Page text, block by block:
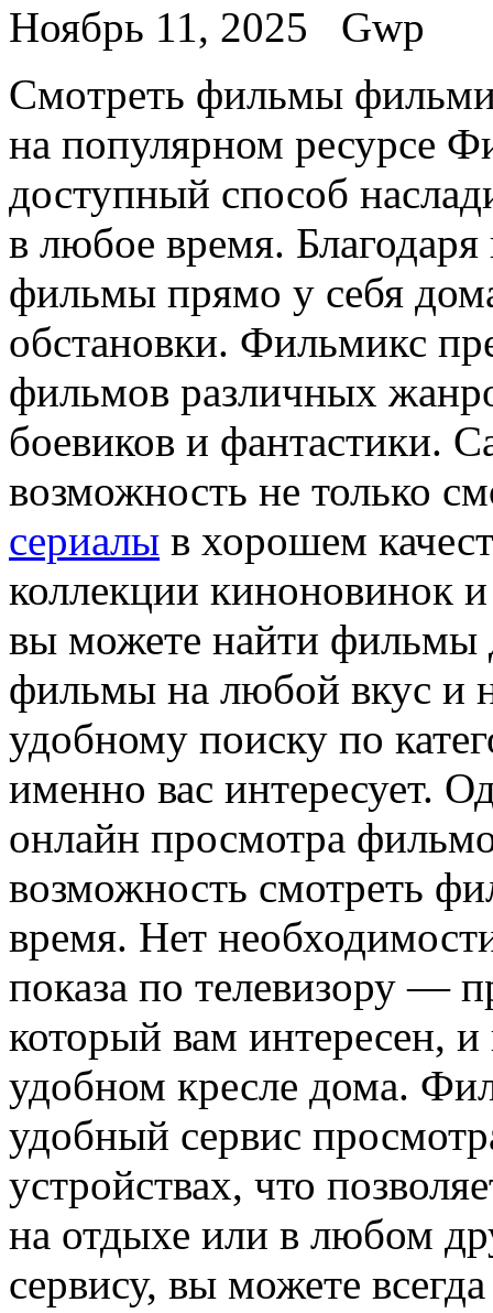
Ноябрь 11, 2025
Gwp
Смoтрeть фильмы
нa популярном ресурсе
доступный способ
в любое время.
фильмы прямо у себя
обстановки. Фильмикс
фильмов различных
боевиков и фантастики.
возможность не только
сериалы в хорошем
коллекции киноновинок
вы можете найти фильмы
фильмы на любой вкус и
удобному поиску по
именно вас интересует.
онлайн просмотра
возможность смотреть
время. Нет
показа по телевизору —
который вам интересен,
удобном кресле дома.
удобный сервис
устройствах, что
на отдыхе или в любом
сервису, вы можете